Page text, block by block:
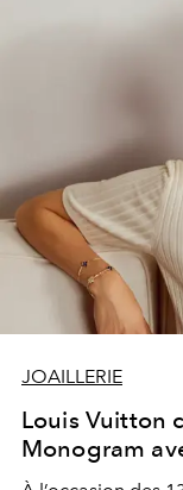
JOAILLERIE
Louis Vuitton
Monogram